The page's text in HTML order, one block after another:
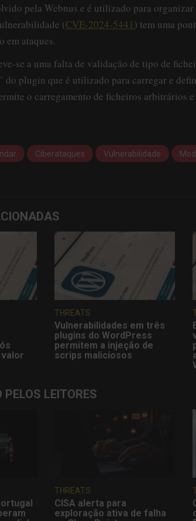
pela Webnus e é utilizado para
(CVE-2024-5441 ) tem uma
em ataques.
se a uma falta de validação de tipo de
do plugin que é utilizado para carregar e
o carregamento de ficheiros arbitrários
Ciberataques Vulnerabilidade
valor
THREATS
Vulnerabilidades em três
plugins do WordPress
permitem a injeção de
scrips maliciosos
PELOS LEITORES
THREATS
CISA alerta para
exploração ativa de falha